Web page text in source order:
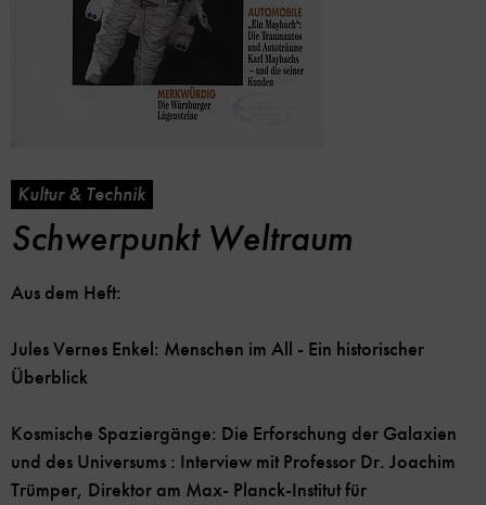
Kultur & Technik
Schwerpunkt Weltraum
Aus dem Heft:
Jules Vernes Enkel: Menschen im All - Ein historischer
Überblick
Kosmische Spaziergänge: Die Erforschung der Galaxien
und des Universums : Interview mit Professor Dr. Joachim
Trümper, Direktor am Max- Planck-Institut für